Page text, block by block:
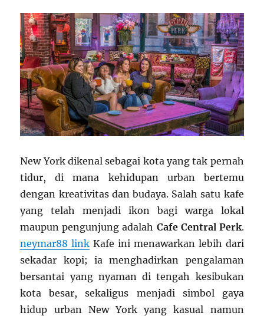
New York dikenal sebagai kota yang tak pernah
tidur, di mana kehidupan urban bertemu
dengan kreativitas dan budaya. Salah satu kafe
yang telah menjadi ikon bagi warga lokal
maupun pengunjung adalah Cafe Central Perk.
neymar88 link Kafe ini menawarkan lebih dari
sekadar kopi; ia menghadirkan pengalaman
bersantai yang nyaman di tengah kesibukan
kota besar, sekaligus menjadi simbol gaya
hidup urban New York yang kasual namun